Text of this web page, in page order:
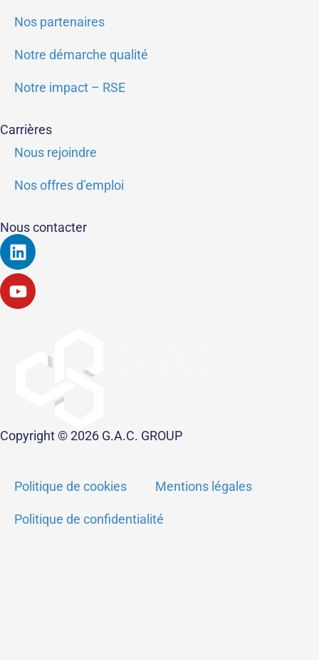
Nos partenaires
Notre démarche qualité
Notre impact – RSE
Carrières
Nous rejoindre
Nos offres d’emploi
Nous contacter
Linkedin
Youtube
Copyright © 2026 G.A.C. GROUP
Politique de cookies Mentions légales
Politique de confidentialité